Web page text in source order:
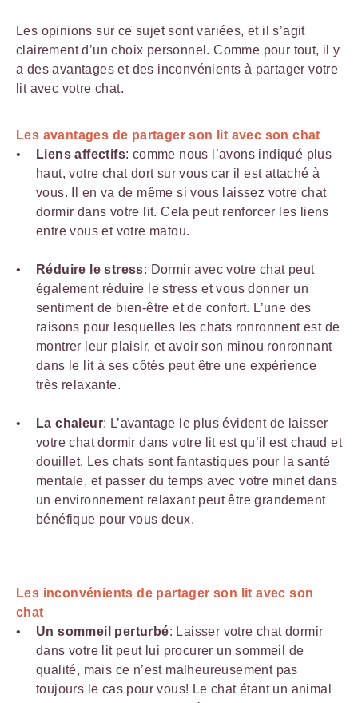
Les opinions sur ce sujet sont variées, et il s’agit
clairement d’un choix personnel. Comme pour tout, il y
a des avantages et des inconvénients à partager votre
lit avec votre chat.
Les avantages de partager son lit avec son chat
Liens affectifs: comme nous l’avons indiqué plus
haut, votre chat dort sur vous car il est attaché à
vous. Il en va de même si vous laissez votre chat
dormir dans votre lit. Cela peut renforcer les liens
entre vous et votre matou.
Réduire le stress: Dormir avec votre chat peut
également réduire le stress et vous donner un
sentiment de bien-être et de confort. L’une des
raisons pour lesquelles les chats ronronnent est de
montrer leur plaisir, et avoir son minou ronronnant
dans le lit à ses côtés peut être une expérience
très relaxante.
La chaleur: L’avantage le plus évident de laisser
votre chat dormir dans votre lit est qu’il est chaud et
douillet. Les chats sont fantastiques pour la santé
mentale, et passer du temps avec votre minet dans
un environnement relaxant peut être grandement
bénéfique pour vous deux.
Les inconvénients de partager son lit avec son
chat
Un sommeil perturbé: Laisser votre chat dormir
dans votre lit peut lui procurer un sommeil de
qualité, mais ce n’est malheureusement pas
toujours le cas pour vous! Le chat étant un animal